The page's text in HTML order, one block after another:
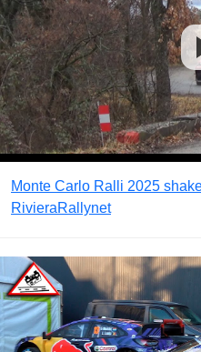
Monte Carlo Ralli 2025
RivieraRallynet